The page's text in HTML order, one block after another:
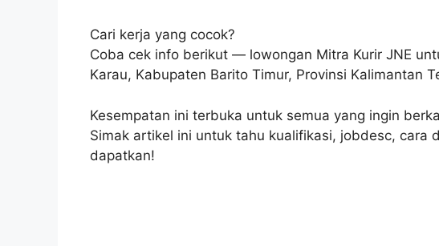
Cari kerja yang cocok?
Coba cek info berikut — lowongan Mitra Kurir JNE
Karau, Kabupaten Barito Timur, Provinsi Kalimantan
Kesempatan ini terbuka untuk semua yang ingin
Simak artikel ini untuk tahu kualifikasi, jobdesc, cara
dapatkan!